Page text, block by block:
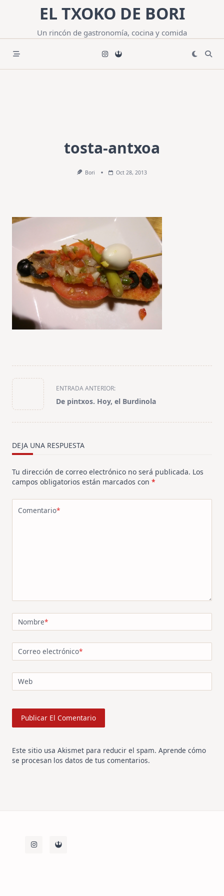
contenido
EL TXOKO DE BORI
Un rincón de gastronomía, cocina y comida
tosta-antxoa
Bori Oct 28, 2013
<span
class="nav-
subtitle
screen-
text">Página</span>
ENTRADA ANTERIOR:
De pintxos. Hoy, el Burdinola
DEJA UNA RESPUESTA
Tu dirección de correo electrónico no será publicada. Los
campos obligatorios están marcados con *
Comentario*
Nombre*
Correo electrónico*
Web
Este sitio usa Akismet para reducir el spam. Aprende cómo
se procesan los datos de tus comentarios.